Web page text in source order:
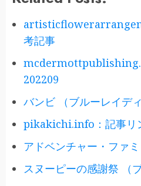
考記事
202209
バンビ （ブルーレイディ
pikakichi.info：記事
アドベンチャー・ファ
スヌーピーの感謝祭 （